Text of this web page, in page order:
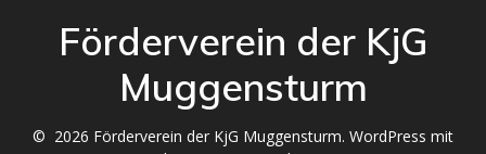
Förderverein der KjG
Muggensturm
© 2026 Förderverein der KjG Muggensturm. WordPress mit